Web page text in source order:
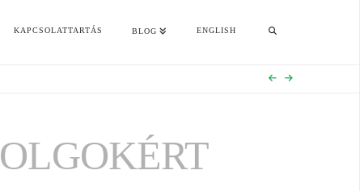
KAPCSOLATTARTÁS BLOG ENGLISH